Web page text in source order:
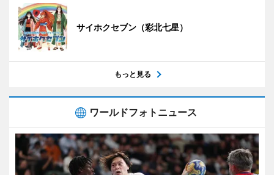
サイホクセブン（彩北七星）
もっと見る
ワールドフォトニュース